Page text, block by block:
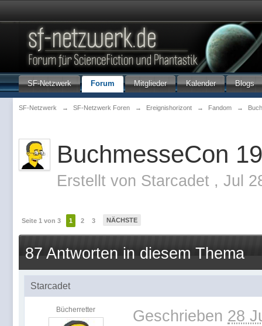
SF-Netzwerk Forum Mitglieder Kalender Blogs
SF-Netzwerk → SF-Netzwerk Foren → Ereignishorizont → Fandom →
BuchmesseCon 19
Erstellt von Starcadet , Jul
Seite 1 von 3 1 2 3 NÄCHSTE
87 Antworten in diesem Thema
Starcadet
Bücherretter Geschrieben 28